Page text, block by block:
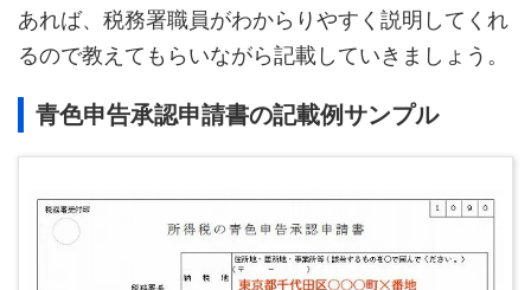
あれば、税務署職員がわからりやすく説明してくれ
るので教えてもらいながら記載していきましょう。
青色申告承認申請書の記載例サンプル